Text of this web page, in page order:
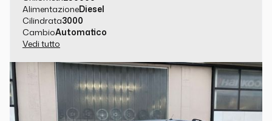
AlimentazioneDiesel
Cilindrata3000
CambioAutomatico
Vedi tutto